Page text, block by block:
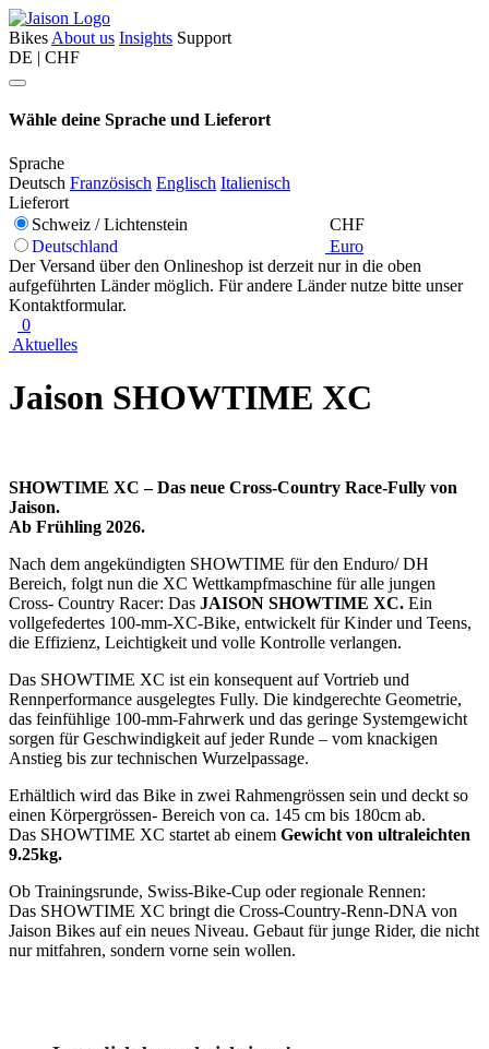
Bikes About us Insights Support
DE | CHF
Wähle deine Sprache und Lieferort
Sprache
Deutsch Französisch Englisch Italienisch
Lieferort
Schweiz / Lichtenstein
CHF
Deutschland
Euro
Der Versand über den Onlineshop ist derzeit nur in die oben
aufgeführten Länder möglich. Für andere Länder nutze bitte unser
Kontaktformular.
0
Aktuelles
Jaison SHOWTIME XC
SHOWTIME XC – Das neue Cross-Country Race-Fully von
Jaison.
Ab Frühling 2026.
Nach dem angekündigten SHOWTIME für den Enduro/ DH
Bereich, folgt nun die XC Wettkampfmaschine für alle jungen
Cross- Country Racer: Das JAISON SHOWTIME XC. Ein
vollgefedertes 100-mm-XC-Bike, entwickelt für Kinder und Teens,
die Effizienz, Leichtigkeit und volle Kontrolle verlangen.
Das SHOWTIME XC ist ein konsequent auf Vortrieb und
Rennperformance ausgelegtes Fully. Die kindgerechte Geometrie,
das feinfühlige 100-mm-Fahrwerk und das geringe Systemgewicht
sorgen für Geschwindigkeit auf jeder Runde – vom knackigen
Anstieg bis zur technischen Wurzelpassage.
Erhältlich wird das Bike in zwei Rahmengrössen sein und deckt so
einen Körpergrössen- Bereich von ca. 145 cm bis 180cm ab.
Das SHOWTIME XC startet ab einem Gewicht von ultraleichten
9.25kg.
Ob Trainingsrunde, Swiss-Bike-Cup oder regionale Rennen:
Das SHOWTIME XC bringt die Cross-Country-Renn-DNA von
Jaison Bikes auf ein neues Niveau. Gebaut für junge Rider, die nicht
nur mitfahren, sondern vorne sein wollen.